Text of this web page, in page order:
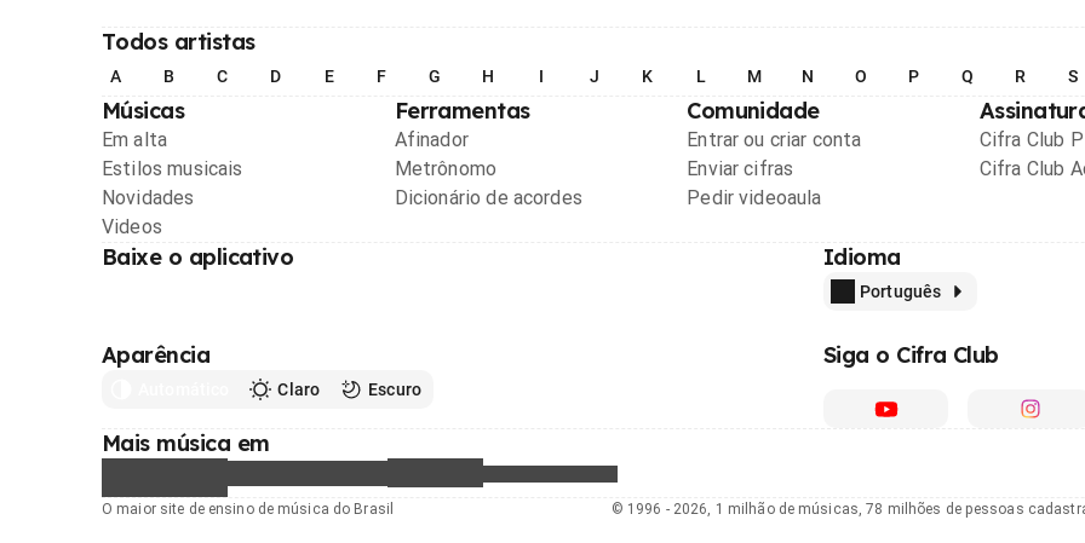
Todos artistas
A B C D E F G H I J K L M N O P Q R S
Músicas
Em alta
Estilos musicais
Novidades
Videos
Ferramentas
Afinador
Metrônomo
Dicionário de acordes
Comunidade
Entrar ou criar conta
Enviar cifras
Pedir videoaula
Cifra Club
Cifra Club
Baixe o aplicativo Idioma
Português
Aparência
Claro Escuro
Siga o Cifra Club
Mais música em
O maior site de ensino de música do Brasil © 1996 - 2026, 1 milhão de músicas, 78 milhões de pessoas